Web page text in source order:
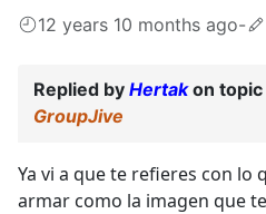
12 years 10 months ago-
Replied by Hertakon topic
GroupJive
Ya vi a que te refieres con lo
armar como la imagen que